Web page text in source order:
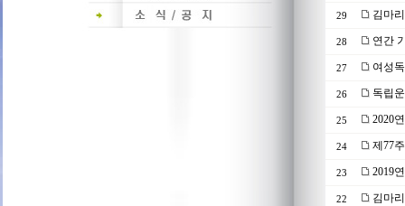
29 김마
28 연간
27 여성
26 독립
25 2020
24 제77
23 2019
22 김마